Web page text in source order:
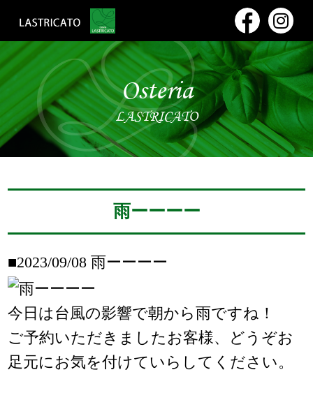
Osteria
LASTRICATO
雨ーーーー
■2023/09/08 雨ーーーー
今日は台風の影響で朝から雨ですね！
ご予約いただきましたお客様、どうぞお
足元にお気を付けていらしてください。